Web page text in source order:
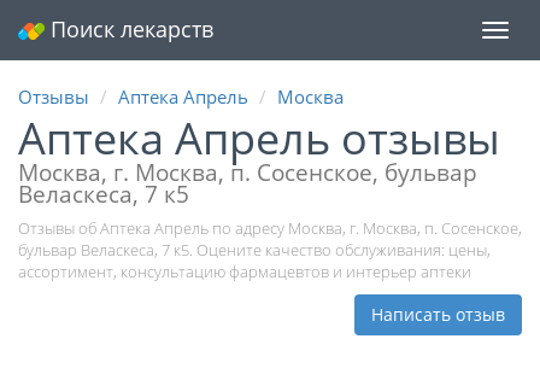
Поиск лекарств
Отзывы Аптека Апрель Москва
Аптека Апрель отзывы
Москва, г. Москва, п. Сосенское, бульвар
Веласкеса, 7 к5
Отзывы об Аптека Апрель по адресу Москва, г. Москва, п. Сосенское,
бульвар Веласкеса, 7 к5. Оцените качество обслуживания: цены,
ассортимент, консультацию фармацевтов и интерьер аптеки
Написать отзыв